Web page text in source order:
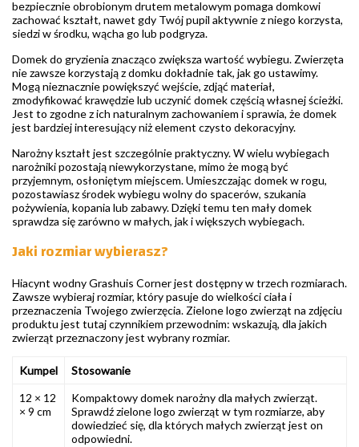
bezpiecznie obrobionym drutem metalowym pomaga domkowi
zachować kształt, nawet gdy Twój pupil aktywnie z niego korzysta,
siedzi w środku, wącha go lub podgryza.
Domek do gryzienia znacząco zwiększa wartość wybiegu. Zwierzęta
nie zawsze korzystają z domku dokładnie tak, jak go ustawimy.
Mogą nieznacznie powiększyć wejście, zdjąć materiał,
zmodyfikować krawędzie lub uczynić domek częścią własnej ścieżki.
Jest to zgodne z ich naturalnym zachowaniem i sprawia, że domek
jest bardziej interesujący niż element czysto dekoracyjny.
Narożny kształt jest szczególnie praktyczny. W wielu wybiegach
narożniki pozostają niewykorzystane, mimo że mogą być
przyjemnym, osłoniętym miejscem. Umieszczając domek w rogu,
pozostawiasz środek wybiegu wolny do spacerów, szukania
pożywienia, kopania lub zabawy. Dzięki temu ten mały domek
sprawdza się zarówno w małych, jak i większych wybiegach.
Jaki rozmiar wybierasz?
Hiacynt wodny Grashuis Corner jest dostępny w trzech rozmiarach.
Zawsze wybieraj rozmiar, który pasuje do wielkości ciała i
przeznaczenia Twojego zwierzęcia. Zielone logo zwierząt na zdjęciu
produktu jest tutaj czynnikiem przewodnim: wskazują, dla jakich
zwierząt przeznaczony jest wybrany rozmiar.
Kumpel
Stosowanie
12 × 12
× 9 cm
Kompaktowy domek narożny dla małych zwierząt.
Sprawdź zielone logo zwierząt w tym rozmiarze, aby
dowiedzieć się, dla których małych zwierząt jest on
odpowiedni.